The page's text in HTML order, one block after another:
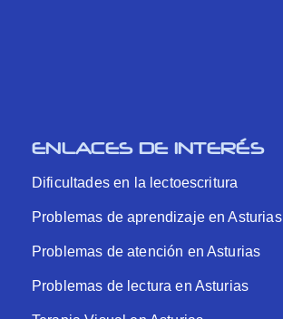
ENLACES DE INTERÉS
Dificultades en la lectoescritura
Problemas de aprendizaje en Asturias
Problemas de atención en Asturias
Problemas de lectura en Asturias